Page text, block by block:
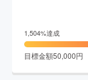
1,504%達成
目標金額50,000円